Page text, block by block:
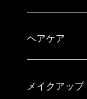
ヘアケア
メイクアップ